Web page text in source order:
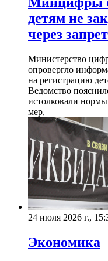
детям не
через
Министерство
опровергло
на регистрацию
Ведомство
истолковали
мер,
24 июля 2026 г.,
Экономика